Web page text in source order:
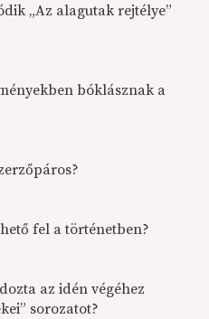
„Az alagutak rejtélye”
bóklásznak a
fel a történetben?
az idén végéhez
sorozatot?